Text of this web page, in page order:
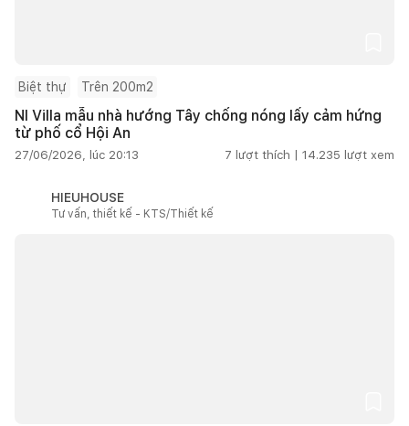
Biệt thự Trên 200m2
NI Villa mẫu nhà hướng Tây chống nóng lấy cảm hứng
từ phố cổ Hội An
27/06/2026, lúc 20:13 7 lượt thích | 14.235 lượt xem
HIEUHOUSE
Tư vấn, thiết kế - KTS/Thiết kế